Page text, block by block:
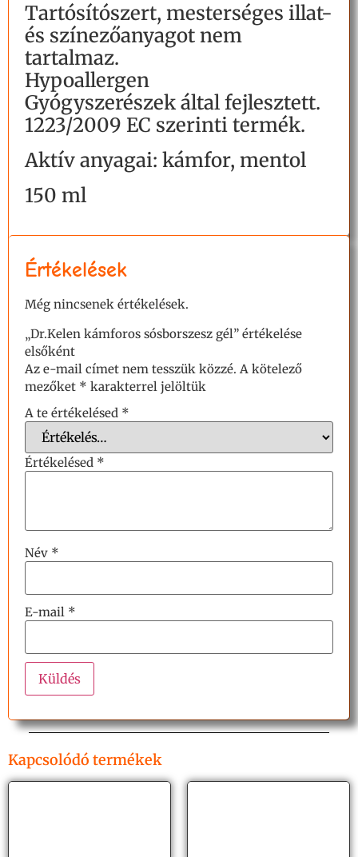
Tartósítószert, mesterséges illat-
és színezőanyagot nem
tartalmaz.
Hypoallergen
Gyógyszerészek által fejlesztett.
1223/2009 EC szerinti termék.
Aktív anyagai: kámfor, mentol
150 ml
Értékelések
Még nincsenek értékelések.
„Dr.Kelen kámforos sósborszesz gél” értékelése
elsőként
Az e-mail címet nem tesszük közzé. A kötelező
mezőket * karakterrel jelöltük
A te értékelésed *
Értékelésed *
Név *
E-mail *
Kapcsolódó termékek